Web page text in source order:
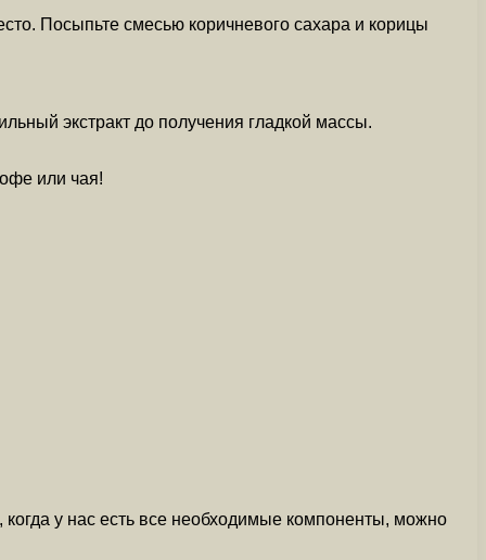
Посыпьте смесью коричневого сахара и корицы
экстракт до получения гладкой массы.
или чая!
когда у нас есть все необходимые компоненты, можно